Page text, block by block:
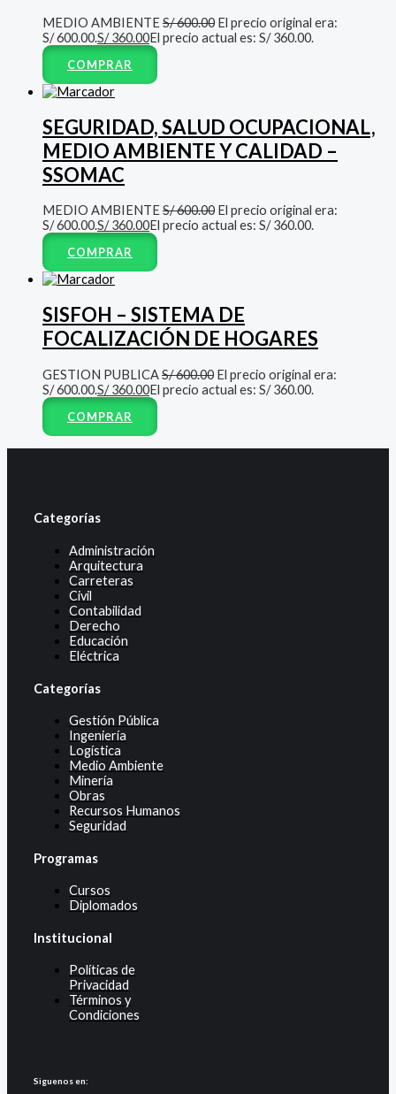
MEDIO AMBIENTE S/600.00 El precio original era:
S/ 600.00.S/360.00El precio actual es: S/ 360.00.
COMPRAR
SEGURIDAD, SALUD OCUPACIONAL,
MEDIO AMBIENTE Y CALIDAD –
SSOMAC
MEDIO AMBIENTE S/600.00 El precio original era:
S/ 600.00.S/360.00El precio actual es: S/ 360.00.
COMPRAR
SISFOH – SISTEMA DE
FOCALIZACIÓN DE HOGARES
GESTION PUBLICAS/600.00 El precio original era:
S/ 600.00.S/360.00El precio actual es: S/ 360.00.
COMPRAR
Categorías
Administración
Arquitectura
Carreteras
Civil
Contabilidad
Derecho
Educación
Eléctrica
Categorías
Gestión Pública
Ingeniería
Logística
Medio Ambiente
Minería
Obras
Recursos Humanos
Seguridad
Programas
Cursos
Diplomados
Institucional
Políticas de
Privacidad
Términos y
Condiciones
Siguenos en: